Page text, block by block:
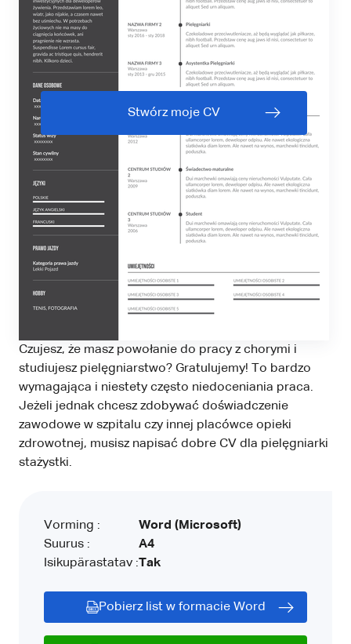
Stwórz moje CV
Czujesz, że masz powołanie do pracy z chorymi i
studiujesz pielęgniarstwo? Gratulujemy! To bardzo
wymagająca i niestety często niedoceniania praca.
Jeżeli jednak chcesz zdobywać doświadczenie
zawodowe w szpitalu czy innej placówce opieki
zdrowotnej, musisz napisać dobre CV dla pielęgniarki
stażystki.
Vorming :
Suurus :
Isikupärastatav :
Word (Microsoft)
A4
Tak
Pobierz list w formacie Word